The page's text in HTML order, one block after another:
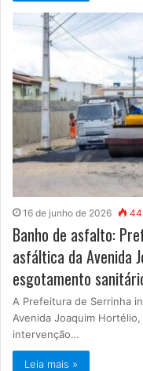
16 de junho de 2026
Banho de asfalto:
asfáltica da Avenida
esgotamento
A Prefeitura de Serrinha
Avenida Joaquim
intervenção…
Leia mais »